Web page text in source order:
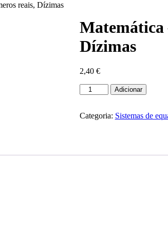
reais, Dízimas
Matemática
Dízimas
2,40 €
Quantidade
de
-
Números
Adicionar
Categoria: Sistemas de